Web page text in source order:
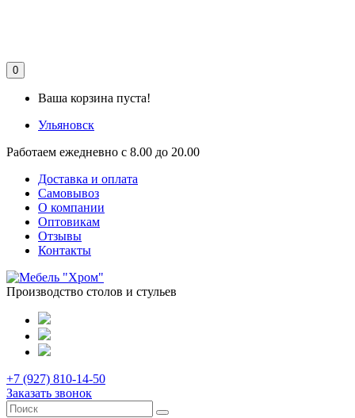
0
Ваша корзина пуста!
Ульяновск
Работаем ежедневно с 8.00 до 20.00
Доставка и оплата
Самовывоз
О компании
Оптовикам
Отзывы
Контакты
Производство столов и стульев
+7 (927) 810-14-50
Заказать звонок